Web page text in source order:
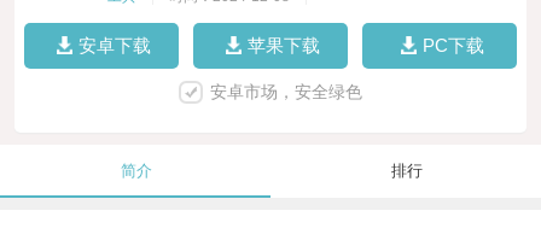
安卓下载 苹果下载 PC下载
安卓市场，安全绿色
简介 排行